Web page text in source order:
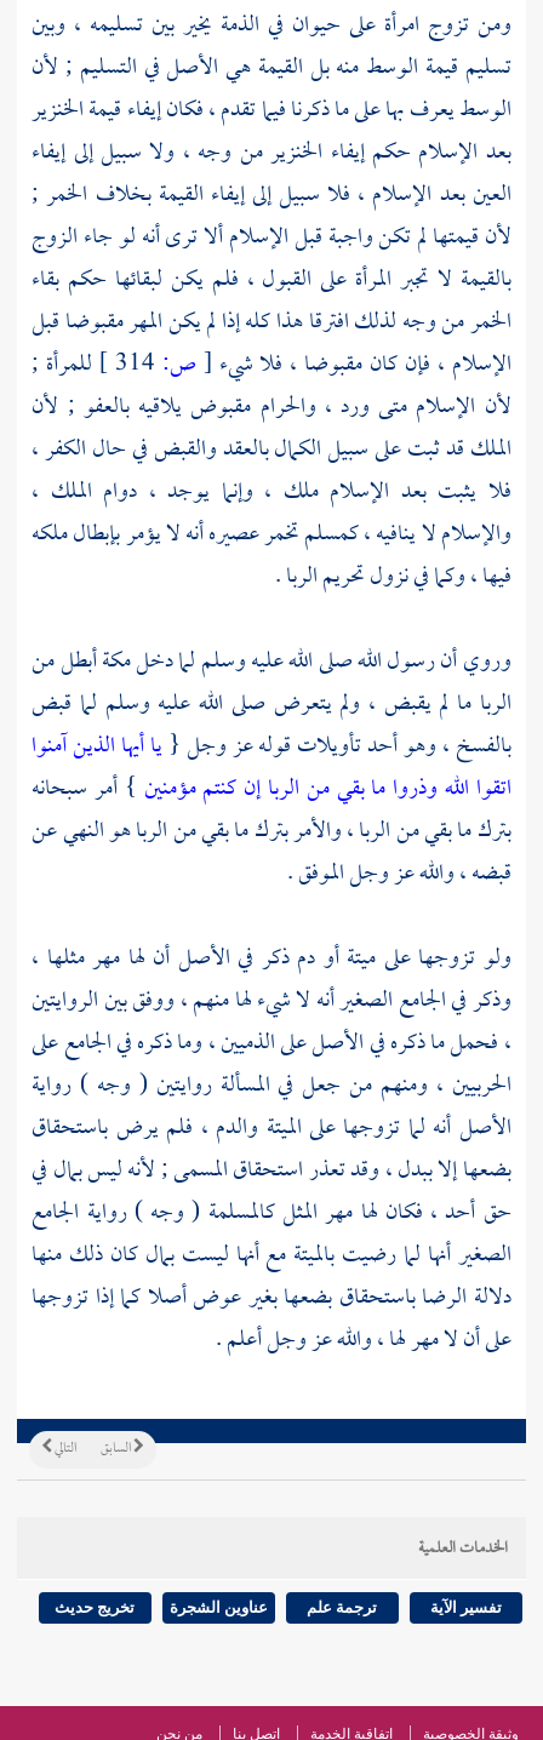
ومن تزوج امرأة على حيوان في الذمة يخير بين تسليمه ، وبين
تسليم قيمة الوسط منه بل القيمة هي الأصل في التسليم ; لأن
الوسط يعرف بها على ما ذكرنا فيما تقدم ، فكان إيفاء قيمة الخنزير
بعد الإسلام حكم إيفاء الخنزير من وجه ، ولا سبيل إلى إيفاء
العين بعد الإسلام ، فلا سبيل إلى إيفاء القيمة بخلاف الخمر ;
لأن قيمتها لم تكن واجبة قبل الإسلام ألا ترى أنه لو جاء الزوج
بالقيمة لا تجبر المرأة على القبول ، فلم يكن لبقائها حكم بقاء
الخمر من وجه لذلك افترقا هذا كله إذا لم يكن المهر مقبوضا قبل
الإسلام ، فإن كان مقبوضا ، فلا شيء [ص:
للمرأة ;
لأن الإسلام متى ورد ، والحرام مقبوض يلاقيه بالعفو ; لأن
الملك قد ثبت على سبيل الكمال بالعقد والقبض في حال الكفر ،
فلا يثبت بعد الإسلام ملك ، وإنما يوجد ، دوام الملك ،
والإسلام لا ينافيه ، كمسلم تخمر عصيره أنه لا يؤمر بإبطال ملكه
فيها ، وكما في نزول تحريم الربا .
وروي أن رسول الله صلى الله عليه وسلم لما دخلمكةأبطل من
الربا ما لم يقبض ، ولم يتعرض صلى الله عليه وسلم لما قبض
بالفسخ ، وهو أحد تأويلات قوله عز وجل {يا أيها الذين آمنوا
اتقوا الله وذروا ما بقي من الربا إن كنتم مؤمنين } أمر سبحانه
بترك ما بقي من الربا ، والأمر بترك ما بقي من الربا هو النهي عن
قبضه ، والله عز وجل الموفق .
ولو تزوجها على ميتة أو دم ذكر في الأصل أن لها مهر مثلها ،
وذكر في الجامع الصغير أنه لا شيء لها منهم ، ووفق بين الروايتين
، فحمل ما ذكره في الأصل على الذميين ، وما ذكره في الجامع على
الحربيين ، ومنهم من جعل في المسألة روايتين ( وجه ) رواية
الأصل أنه لما تزوجها على الميتة والدم ، فلم يرض باستحقاق
بضعها إلا ببدل ، وقد تعذر استحقاق المسمى ; لأنه ليس بمال في
حق أحد ، فكان لها مهر المثل كالمسلمة ( وجه ) رواية الجامع
الصغير أنها لما رضيت بالميتة مع أنها ليست بمال كان ذلك منها
دلالة الرضا باستحقاق بضعها بغير عوض أصلا كما إذا تزوجها
على أن لا مهر لها ، والله عز وجل أعلم .
التالي السابق
الخدمات العلمية
تفسير الآية ترجمة علم عناوين الشجرة تخريج حديث
وثيقة الخصوصية اتفاقية الخدمة اتصل بنا من نحن